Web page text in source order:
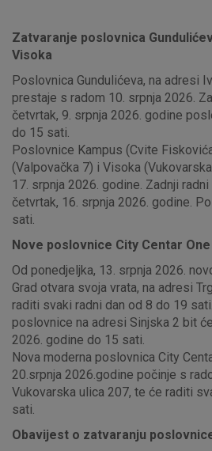
Zatvaranje poslovnica
Visoka
Poslovnica Gundulićeva, na adresi
prestaje s radom 10. srpnja 2026.
četvrtak, 9. srpnja 2026. godine
do 15 sati.
Poslovnice Kampus (Cvite
(Valpovačka 7) i Visoka
17. srpnja 2026. godine. Zadnji
četvrtak, 16. srpnja 2026. godine.
sati.
Nove poslovnice City Centar One
Od ponedjeljka, 13. srpnja 2026.
Grad otvara svoja vrata, na adresi
raditi svaki radni dan od 8 do 19
poslovnice na adresi Sinjska 2 bit
2026. godine do 15 sati.
Nova moderna poslovnica City
20.srpnja 2026.godine počinje s
Vukovarska ulica 207, te će raditi
sati.
Obavijest o zatvaranju